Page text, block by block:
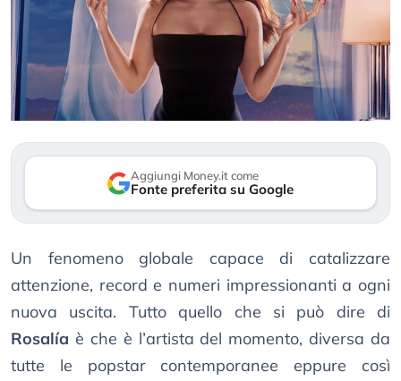
Aggiungi Money.it come
Fonte preferita su Google
Un fenomeno globale capace di catalizzare
attenzione, record e numeri impressionanti a ogni
nuova uscita. Tutto quello che si può dire di
Rosalía è che è l’artista del momento, diversa da
tutte le popstar contemporanee eppure così